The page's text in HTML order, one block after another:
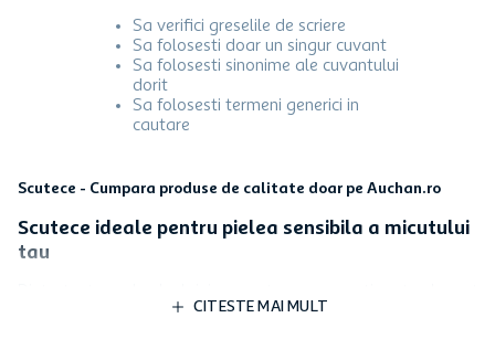
Sa verifici greselile de scriere
Sa folosesti doar un singur cuvant
Sa folosesti sinonime ale cuvantului
dorit
Sa folosesti termeni generici in
cautare
Scutece - Cumpara produse de calitate doar pe Auchan.ro
Scutece ideale pentru pielea sensibila a micutului
tau
cele mai cautate si importante. Intrucat fiecare bebelus invata sa-si
CITESTE MAI MULT